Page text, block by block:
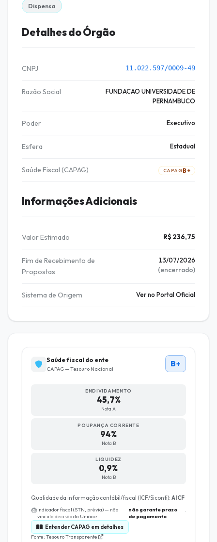
Dispensa
Detalhes do Órgão
CNPJ 11.022.597/0009-49
Razão Social
FUNDACAO UNIVERSIDADE DE
PERNAMBUCO
Poder Executivo
Esfera Estadual
Saúde Fiscal (CAPAG) CAPAGB+
Informações Adicionais
Valor Estimado R$ 236,75
Fim de Recebimento de
Propostas
13/07/2026
(encerrado)
Sistema de Origem Ver no Portal Oficial
Saúde fiscal do ente
CAPAG — Tesouro Nacional
B+
ENDIVIDAMENTO
45,7%
Nota A
POUPANÇA CORRENTE
94%
Nota B
LIQUIDEZ
0,9%
Nota B
Qualidade da informação contábil/fiscal (ICF/Siconfi): AICF
Indicador fiscal (STN, prévia) — não
vincula decisão da União e
não garante prazo
de pagamento
.
Entender CAPAG em detalhes
Fonte: Tesouro Transparente